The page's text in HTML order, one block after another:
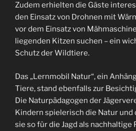
Zudem erhielten die Gäste
den Einsatz von Drohnen mit
vor dem Einsatz von
liegenden Kitzen suchen – ein
Schutz der Wildtiere.
Das „Lernmobil Natur“, ein
Tiere, stand ebenfalls zur
Die Naturpädagogen der
Kindern spielerisch die Natur und
sie so für die Jagd als nachhaltige